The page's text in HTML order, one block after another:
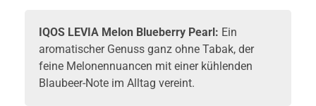
IQOS LEVIA Melon Blueberry Pearl: Ein
aromatischer Genuss ganz ohne Tabak, der
feine Melonennuancen mit einer kühlenden
Blaubeer-Note im Alltag vereint.